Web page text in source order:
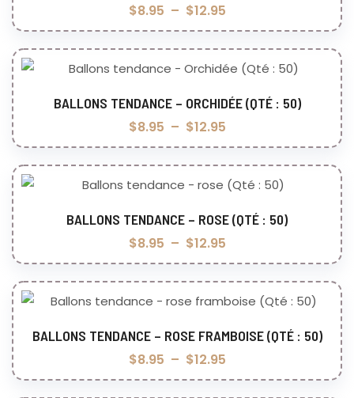
$8.95 – $12.95
Choix des options
BALLONS TENDANCE – ORCHIDÉE (QTÉ : 50)
$8.95 – $12.95
Choix des options
BALLONS TENDANCE – ROSE (QTÉ : 50)
$8.95 – $12.95
Choix des options
BALLONS TENDANCE – ROSE FRAMBOISE (QTÉ : 50)
$8.95 – $12.95